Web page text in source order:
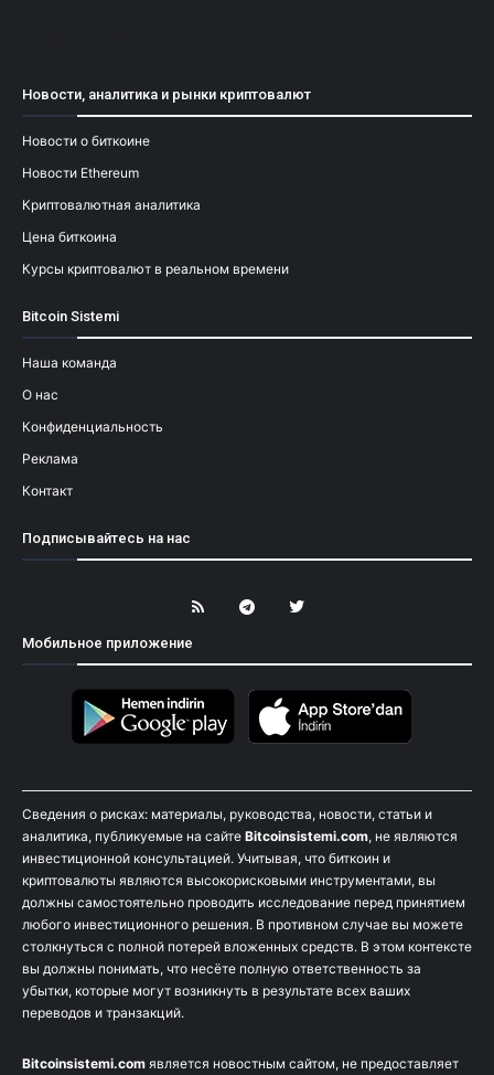
Новости, аналитика и рынки криптовалют
Новости о биткоине
Новости Ethereum
Криптовалютная аналитика
Цена биткоина
Курсы криптовалют в реальном времени
Bitcoin Sistemi
Наша команда
О нас
Конфиденциальность
Реклама
Контакт
Подписывайтесь на нас
Мобильное приложение
Сведения о рисках: материалы, руководства, новости, статьи и
аналитика, публикуемые на сайте Bitcoinsistemi.com, не являются
инвестиционной консультацией. Учитывая, что биткоин и
криптовалюты являются высокорисковыми инструментами, вы
должны самостоятельно проводить исследование перед принятием
любого инвестиционного решения. В противном случае вы можете
столкнуться с полной потерей вложенных средств. В этом контексте
вы должны понимать, что несёте полную ответственность за
убытки, которые могут возникнуть в результате всех ваших
переводов и транзакций.
Bitcoinsistemi.com является новостным сайтом, не предоставляет